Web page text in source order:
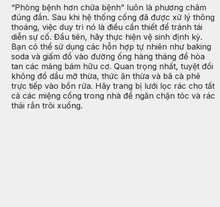
“Phòng bệnh hơn chữa bệnh” luôn là phương châm
đúng đắn. Sau khi hệ thống cống đã được xử lý thông
thoáng, việc duy trì nó là điều cần thiết để tránh tái
diễn sự cố. Đầu tiên, hãy thực hiện vệ sinh định kỳ.
Bạn có thể sử dụng các hỗn hợp tự nhiên như baking
soda và giấm đổ vào đường ống hàng tháng để hòa
tan các mảng bám hữu cơ. Quan trọng nhất, tuyệt đối
không đổ dầu mỡ thừa, thức ăn thừa và bã cà phê
trực tiếp vào bồn rửa. Hãy trang bị lưới lọc rác cho tất
cả các miệng cống trong nhà để ngăn chặn tóc và rác
thải rắn trôi xuống.